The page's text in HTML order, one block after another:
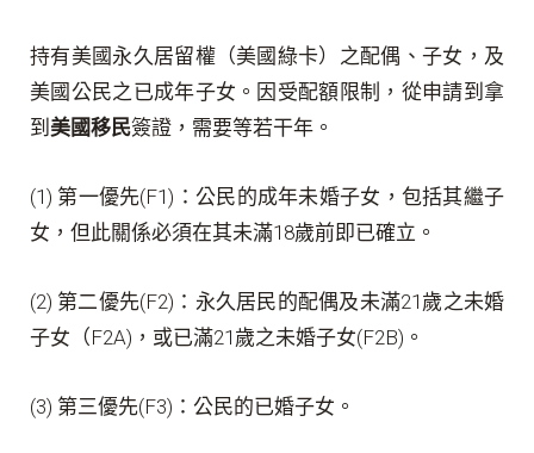
持有美國永久居留權（美國綠卡）之配偶、子女，及
美國公民之已成年子女。因受配額限制，從申請到拿
到 美國移民簽證，需要等若干年。
(1) 第一優先(F1)：公民的成年未婚子女，包括其繼子
女，但此關係必須在其未滿18歲前即已確立。
(2) 第二優先(F2)：永久居民的配偶及未滿21歲之未婚
子女（F2A)，或已滿21歲之未婚子女(F2B)。
(3) 第三優先(F3)：公民的已婚子女。